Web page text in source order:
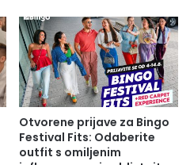
Otvorene prijave za Bingo
Festival Fits: Odaberite
outfit s omiljenim